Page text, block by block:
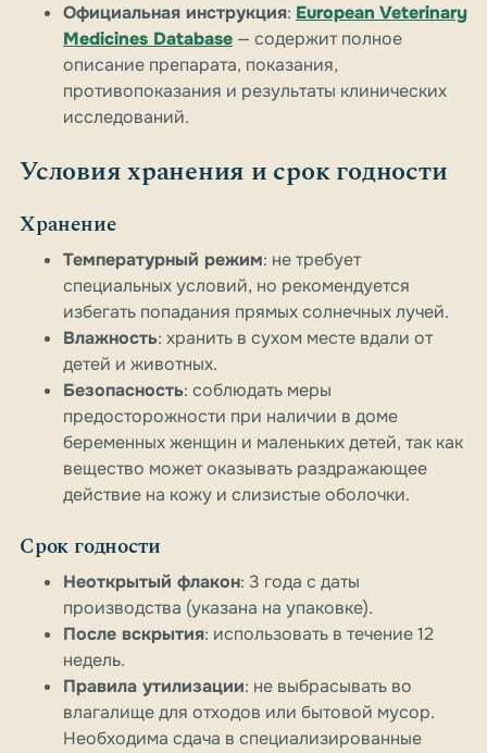
Официальная инструкция: European Veterinary
Medicines Database — содержит полное
описание препарата, показания,
противопоказания и результаты клинических
исследований.
Условия хранения и срок годности
Хранение
Температурный режим: не требует
специальных условий, но рекомендуется
избегать попадания прямых солнечных лучей.
Влажность: хранить в сухом месте вдали от
детей и животных.
Безопасность: соблюдать меры
предосторожности при наличии в доме
беременных женщин и маленьких детей, так как
вещество может оказывать раздражающее
действие на кожу и слизистые оболочки.
Срок годности
Неоткрытый флакон: 3 года с даты
производства (указана на упаковке).
После вскрытия: использовать в течение 12
недель.
Правила утилизации: не выбрасывать во
влагалище для отходов или бытовой мусор.
Необходима сдача в специализированные